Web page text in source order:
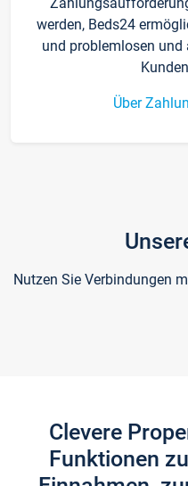
werden, Beds24
und problemlosen
Über
Nutzen Sie Verbindungen
Clevere
Funktionen